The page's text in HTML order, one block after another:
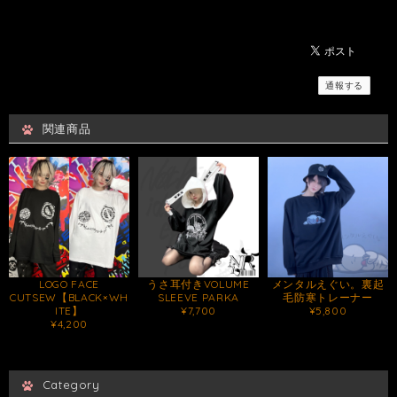
通報する
関連商品
LOGO FACE
CUTSEW【BLACK×WH
ITE】
¥4,200
うさ耳付きVOLUME
SLEEVE PARKA
¥7,700
メンタルえぐい。裏起
毛防寒トレーナー
¥5,800
Category